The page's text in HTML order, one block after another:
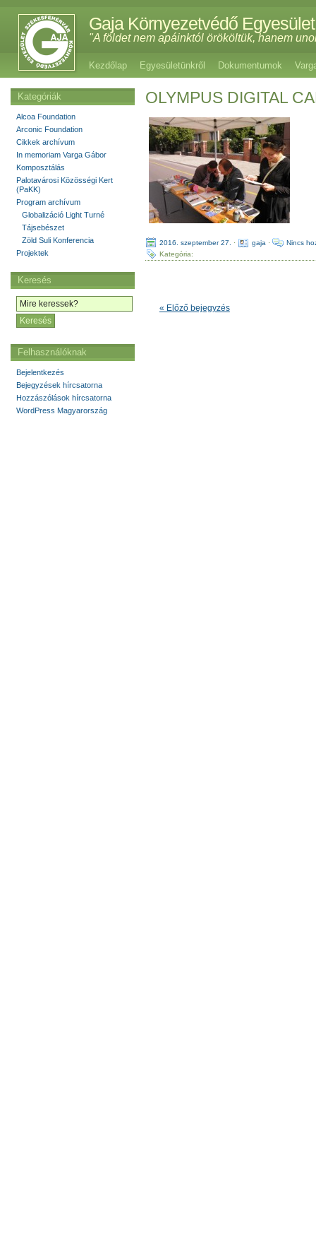
Gaja Környezetvédő Egyesület
"A földet nem apáinktól örököltük, hanem
Kezdőlap Egyesületünkről Dokumentumok
OLYMPUS DIGITAL
2016. szeptember 27. · gaja ·
Nincs
Kategória:
« Előző bejegyzés
Kategóriák
Alcoa Foundation
Arconic Foundation
Cikkek archívum
In memoriam Varga Gábor
Komposztálás
Palotavárosi Közösségi Kert
(PaKK)
Program archívum
Globalizáció Light Turné
Tájsebészet
Zöld Suli Konferencia
Projektek
Keresés
Felhasználóknak
Bejelentkezés
Bejegyzések hírcsatorna
Hozzászólások hírcsatorna
WordPress Magyarország